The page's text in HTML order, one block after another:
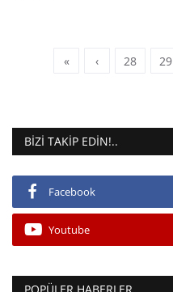
« ‹ 28 29
BIZI TAKIP EDIN!..
Facebook
Youtube